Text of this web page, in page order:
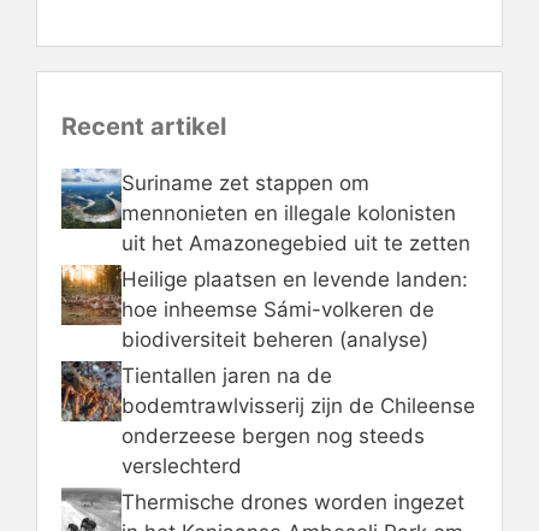
Recent artikel
Suriname zet stappen om
mennonieten en illegale kolonisten
uit het Amazonegebied uit te zetten
Heilige plaatsen en levende landen:
hoe inheemse Sámi-volkeren de
biodiversiteit beheren (analyse)
Tientallen jaren na de
bodemtrawlvisserij zijn de Chileense
onderzeese bergen nog steeds
verslechterd
Thermische drones worden ingezet